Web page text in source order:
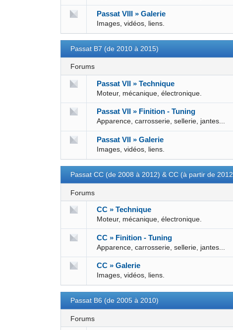
Passat VIII » Galerie
Images, vidéos, liens.
Passat B7 (de 2010 à 2015)
Forums
Passat VII » Technique
Moteur, mécanique, électronique.
Passat VII » Finition - Tuning
Apparence, carrosserie, sellerie, jantes...
Passat VII » Galerie
Images, vidéos, liens.
Passat CC (de 2008 à 2012) & CC (à partir de
Forums
CC » Technique
Moteur, mécanique, électronique.
CC » Finition - Tuning
Apparence, carrosserie, sellerie, jantes...
CC » Galerie
Images, vidéos, liens.
Passat B6 (de 2005 à 2010)
Forums